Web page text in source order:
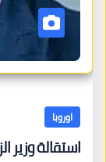
اوروبا
استقالة وزير